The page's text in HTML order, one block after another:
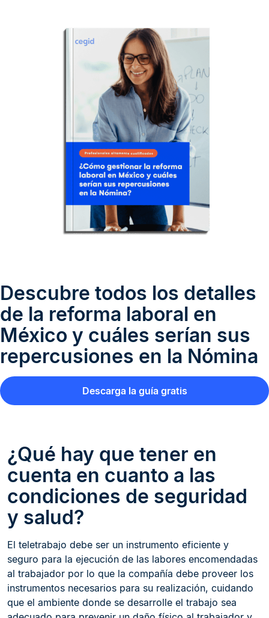
Descubre todos los detalles
de la reforma laboral en
México y cuáles serían sus
repercusiones en la Nómina
Descarga la guía gratis
¿Qué hay que tener en
cuenta en cuanto a las
condiciones de seguridad
y salud?
El teletrabajo debe ser un instrumento eficiente y
seguro para la ejecución de las labores encomendadas
al trabajador por lo que la compañía debe proveer los
instrumentos necesarios para su realización, cuidando
que el ambiente donde se desarrolle el trabajo sea